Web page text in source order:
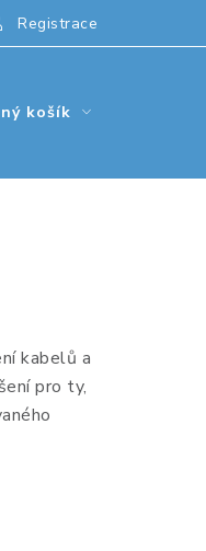
Registrace
košík
kabelů a
pro ty,